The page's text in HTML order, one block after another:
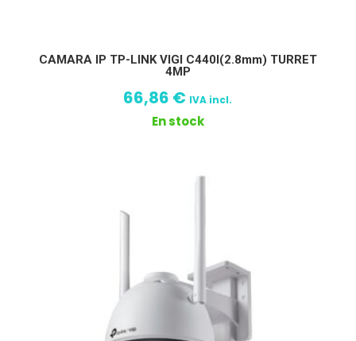
CAMARA IP TP-LINK VIGI C440I(2.8mm) TURRET
4MP
66,86 € IVA incl.
En stock